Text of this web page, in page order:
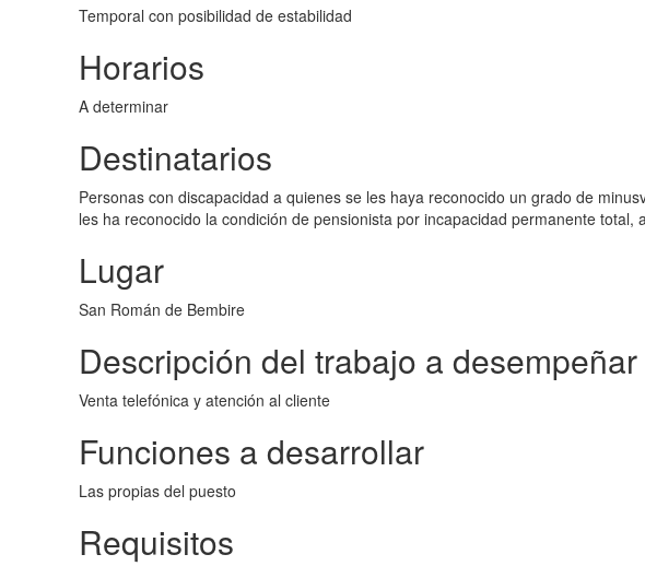
Temporal con posibilidad de estabilidad
Horarios
A determinar
Destinatarios
Personas con discapacidad a quienes se les haya reconocido un grado de
les ha reconocido la condición de pensionista por incapacidad permanente total,
Lugar
San Román de Bembire
Descripción del trabajo a desempeñar
Venta telefónica y atención al cliente
Funciones a desarrollar
Las propias del puesto
Requisitos